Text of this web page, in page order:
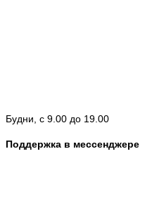
Будни, с 9.00 до 19.00
Поддержка в мессенджере